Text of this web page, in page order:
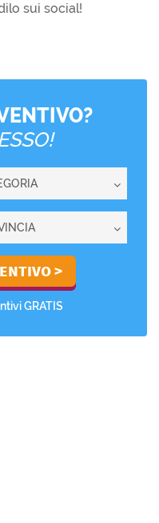
sui social!
GRATIS